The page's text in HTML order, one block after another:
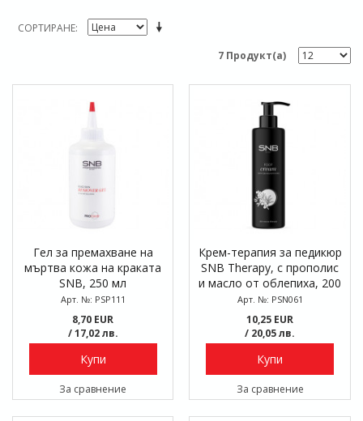
СОРТИРАНЕ
7 Продукт(а)
Гел за премахване на
мъртва кожа на краката
SNB, 250 мл
Арт. №: PSP111
8,70 EUR
/ 17,02 лв.
Купи
За сравнение
Крем-терапия за педикюр
SNB Therapy, с прополис
и масло от облепиха, 200
мл
Арт. №: PSN061
10,25 EUR
/ 20,05 лв.
Купи
За сравнение